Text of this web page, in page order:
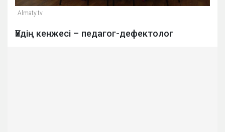
Almaty.tv
Үйдің кенжесі – педагог-дефектолог